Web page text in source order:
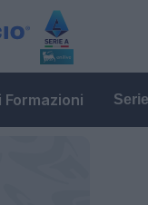
Formazioni